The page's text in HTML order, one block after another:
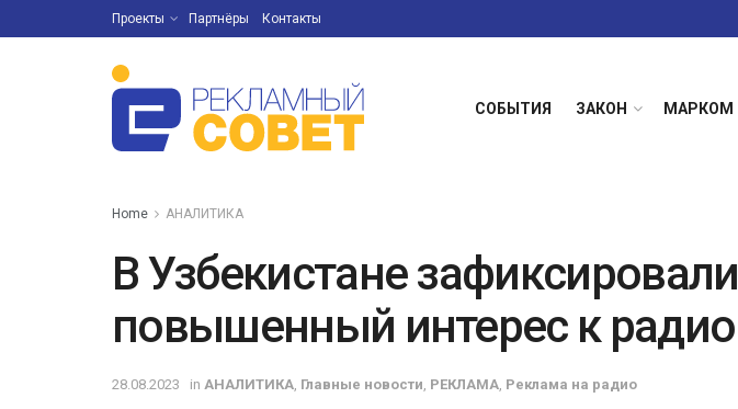
Проекты Партнёры Контакты
СОБЫТИЯ ЗАКОН МАРКОМ
Home АНАЛИТИКА
В Узбекистане зафиксировали
повышенный интерес к радио
28.08.2023 in АНАЛИТИКА Главные новости РЕКЛАМА Реклама на радио